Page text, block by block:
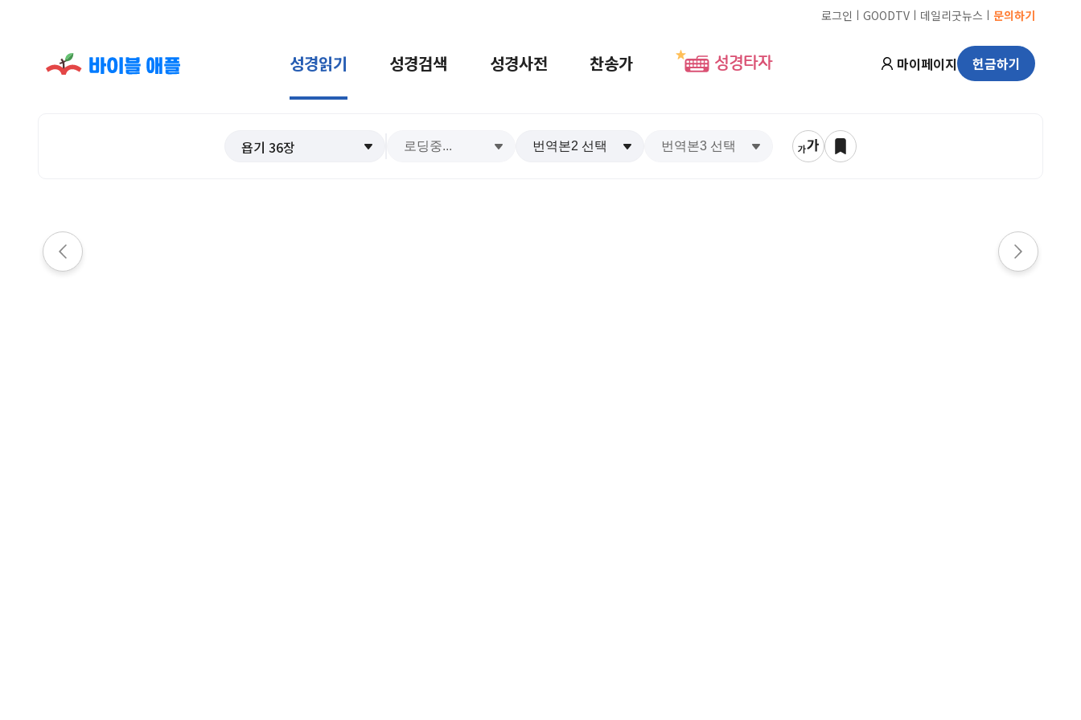
로그인 ㅣ GOODTV ㅣ 데일리굿뉴스 ㅣ 문의하기
성경읽기 성경검색 성경사전 찬송가 성경타자 마이페이지 헌금하기
욥기 36장